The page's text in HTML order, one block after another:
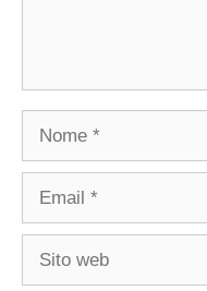
Nome
Email
Sito